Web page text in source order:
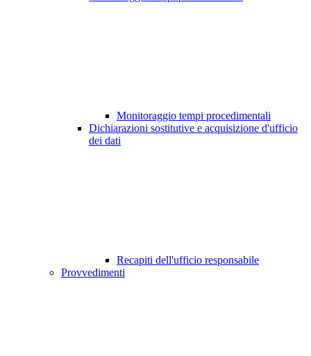
Monitoraggio tempi procedimentali
Dichiarazioni sostitutive e acquisizione d'ufficio
dei dati
Recapiti dell'ufficio responsabile
Provvedimenti